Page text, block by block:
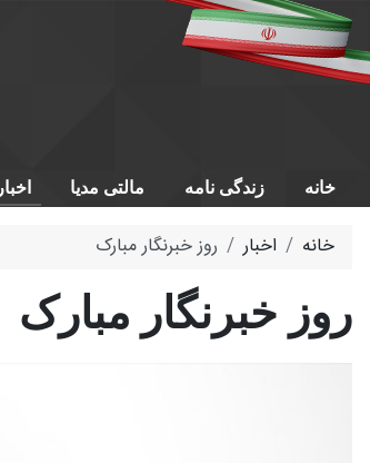
خانه زندگی نامه مالتی مدیا اخبار
خانه
اخبار روز خبرنگار مبارک
روز خبرنگار مبارک